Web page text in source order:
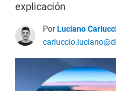
explicación
Por Luciano